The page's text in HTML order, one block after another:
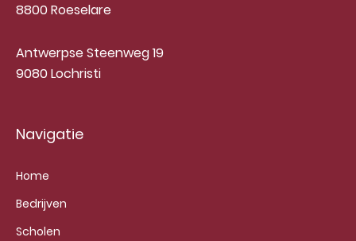
8800 Roeselare
Antwerpse Steenweg 19
9080 Lochristi
Navigatie
Home
Bedrijven
Scholen